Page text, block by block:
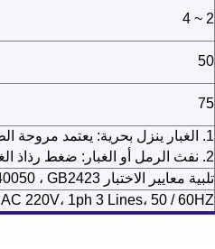
2 ~ 4
50
75
1. الغبار ينزل بحرية: يعتمد مروحة الطرد المركزي
2. نفث الرمل أو الغبار: ضغط رذاذ الغبار من القاع ، والضغط متعدد الخطوات قابل للتعديل
تلبية معايير الاختبار JIS ، ISO ، IEC60529 ، DIN40050 ، GB2423
AC 220V، 1ph 3 Lines، 50 / 60HZ؛